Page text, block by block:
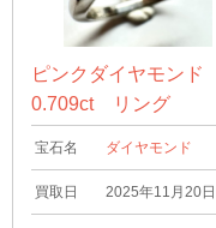
ピンクダイヤモンド
0.709ct リング
宝石名 ダイヤモンド
買取日 2025年11月20日